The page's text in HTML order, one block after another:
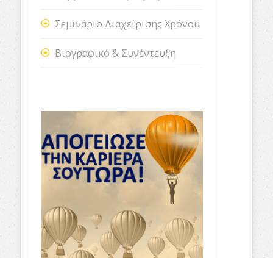
Σεμινάριο Διαχείρισης Χρόνου
Βιογραφικό & Συνέντευξη